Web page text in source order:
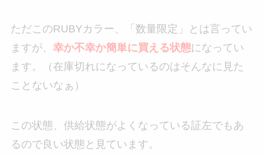
ただこのRUBYカラー、「数量限定」とは言ってい
ますが、 幸か不幸か簡単に買える状態になってい
ます。（在庫切れになっているのはそんなに見た
ことないなぁ）
この状態、供給状態がよくなっている証左でもあ
るので良い状態と見ています。